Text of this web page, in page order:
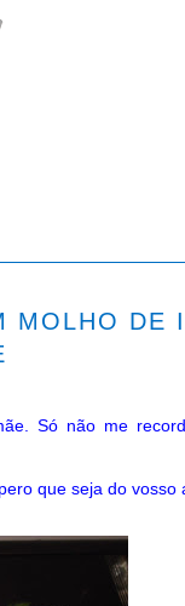
MOLHO DE
Só não me
que seja do vosso